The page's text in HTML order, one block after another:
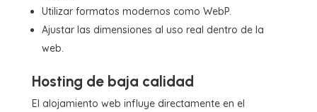
Utilizar formatos modernos como WebP.
Ajustar las dimensiones al uso real dentro de la
web.
Hosting de baja calidad
El alojamiento web influye directamente en el